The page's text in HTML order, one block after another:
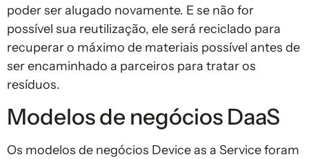
poder ser alugado novamente. E se não for
possível sua reutilização, ele será reciclado para
recuperar o máximo de materiais possível antes de
ser encaminhado a parceiros para tratar os
resíduos.
Modelos de negócios DaaS
Os modelos de negócios Device as a Service foram